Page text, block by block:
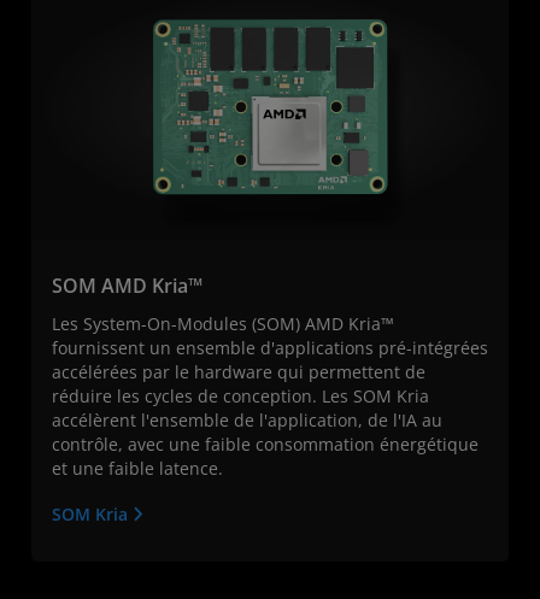
SOM AMD Kria™
Les System-On-Modules (SOM) AMD Kria™
fournissent un ensemble d'applications pré-intégrées
accélérées par le hardware qui permettent de
réduire les cycles de conception. Les SOM Kria
accélèrent l'ensemble de l'application, de l'IA au
contrôle, avec une faible consommation énergétique
et une faible latence.
SOM Kria